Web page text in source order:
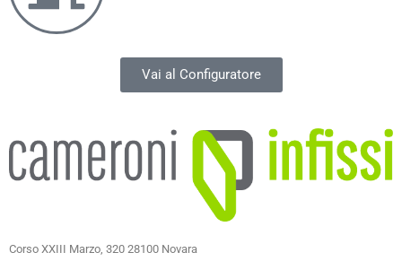
Vai al Configuratore
Corso XXIII Marzo, 320 28100 Novara